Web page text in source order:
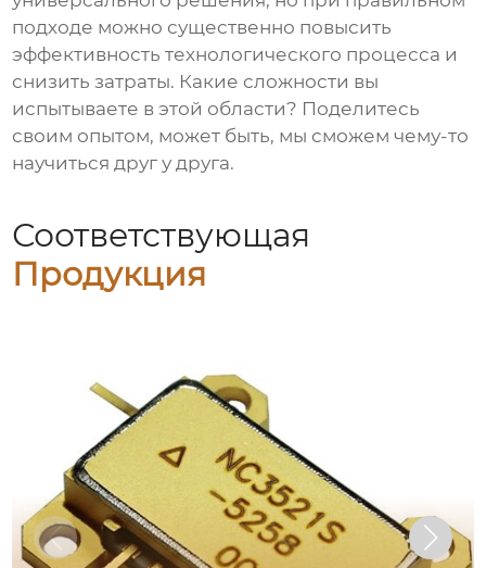
подходе можно существенно повысить
эффективностьтехнологического процесса и
снизить затраты. Какие сложности вы
испытываете в этой области? Поделитесь
своим опытом, может быть, мы сможем чему-то
научиться друг у друга.
Соответствующая
Продукция